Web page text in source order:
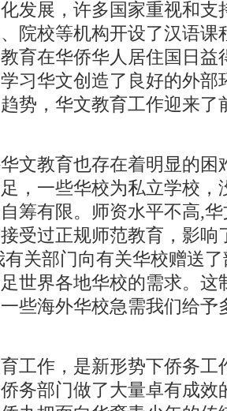
发展，许多国家重视和支
院校等机构开设了汉语课
育在华侨华人居住国日益
习华文创造了良好的外部
势，华文教育工作迎来了
教育也存在着明显的困
，一些华校为私立学校，
筹有限。师资水平不高,
受过正规师范教育，影响
关部门向有关华校赠送
世界各地华校的需求。这
些海外华校急需我们给予
作，是新形势下侨务工
务部门做了大量卓有成效